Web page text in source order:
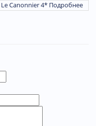
Le Canonnier 4* Подробнее